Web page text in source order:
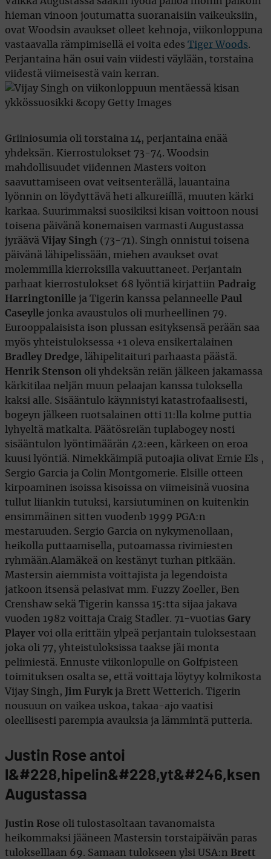
hieman vinoon joutumatta suoranaisiin vaikeuksiin,
ovat Woodsin avaukset olleet kehnoja, viikonloppuna
vastaavalla rämpimisellä ei voita edes Tiger Woods.
Perjantaina hän osui vain viidesti väylään, torstaina
viidestä viimeisestä vain kerran.
Griiniosumia oli torstaina 14, perjantaina enää
yhdeksän. Kierrostulokset 73-74. Woodsin
mahdollisuudet viidennen Masters voiton
saavuttamiseen ovat veitsenterällä, lauantaina
lyönnin on löydyttävä heti alkureiíllä, muuten kärki
karkaa. Suurimmaksi suosikiksi kisan voittoon nousi
toisena päivänä konemaisen varmasti Augustassa
jyräävä Vijay Singh (73-71). Singh onnistui toisena
päivänä lähipelissään, miehen avaukset ovat
molemmilla kierroksilla vakuuttaneet. Perjantain
parhaat kierrostulokset 68 lyöntiä kirjattiin
Padraig
Harringtonille ja Tigerin kanssa pelanneelle Paul
Caseylle jonka avaustulos oli murheellinen 79.
Eurooppalaisista ison plussan esityksensä perään saa
myös yhteistuloksessa +1 oleva ensikertalainen
Bradley Dredge, lähipelitaituri parhaasta päästä.
Henrik Stenson oli yhdeksän reiän jälkeen jakamassa
kärkitilaa neljän muun pelaajan kanssa tuloksella
kaksi alle. Sisääntulo käynnistyi katastrofaalisesti,
bogeyn jälkeen ruotsalainen otti 11:lla kolme puttia
lyhyeltä matkalta. Päätösreiän tuplabogey nosti
sisääntulon lyöntimäärän 42:een, kärkeen on eroa
kuusi lyöntiä. Nimekkäimpiä putoajia olivat Ernie Els ,
Sergio Garcia ja Colin Montgomerie. Elsille otteen
kirpoaminen isoissa kisoissa on viimeisinä vuosina
tullut liiankin tutuksi, karsiutuminen on kuitenkin
ensimmäinen sitten vuodenb 1999 PGA:n
mestaruuden. Sergio Garcia on nykymenollaan,
heikolla puttaamisella, putoamassa rivimiesten
ryhmään.Alamäkeä on kestänyt turhan pitkään.
Mastersin aiemmista voittajista ja legendoista
jatkoon itsensä pelasivat mm. Fuzzy Zoeller, Ben
Crenshaw sekä Tigerin kanssa 15:tta sijaa jakava
vuoden 1982 voittaja Craig Stadler. 71-vuotias Gary
Player voi olla erittäin ylpeä perjantain tuloksestaan
joka oli 77, yhteistuloksissa taakse jäi monta
pelimiestä. Ennuste viikonlopulle on Golfpisteen
toimituksen osalta se, että voittaja löytyy kolmikosta
Vijay Singh,
Jim Furyk ja Brett Wetterich. Tigerin
nousuun on vaikea uskoa, takaa-ajo vaatisi
oleellisesti parempia avauksia ja lämmintä putteria.
Justin Rose antoi
l&#228,hipelin&#228,yt&#246,ksen
Augustassa
Justin Rose oli tulostasoltaan tavanomaista
heikommaksi jääneen Mastersin torstaipäivän paras
tulokselllaan 69. Samaan tulokseen ylsi USA:n
Brett